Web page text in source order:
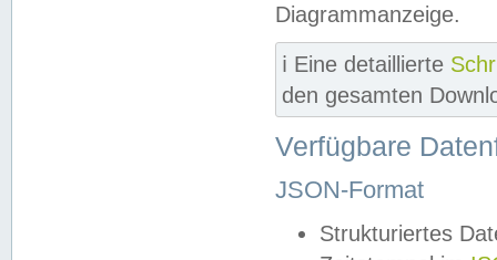
Diagrammanzeige.
ℹ️ Eine detaillierte
den gesamten
Verfügbare
JSON-Format
Strukturiertes